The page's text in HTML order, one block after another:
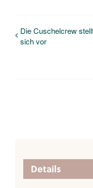
Die Cuschelcrew
sich vor
Details